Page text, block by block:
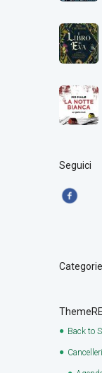
Seguici
Back to